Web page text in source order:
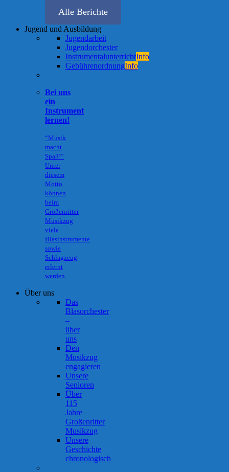
Alle Berichte
Jugend und Ausbildung
Jugendarbeit
Jugendorchester
InstrumentalunterrichtInfo
GebührenordnungInfo
Bei uns
ein
Instrument
lernen!
“Musik
macht
Spaß!”
Unter
diesem
Motto
können
beim
Großenritter
Musikzug
viele
Blasinstrumente
sowie
Schlagzeug
erlernt
werden.
Über uns
Das
Blasorchester
–
über
uns
Den
Musikzug
engagieren
Unsere
Senioren
Über
115
Jahre
Großenritter
Musikzug
Unsere
Geschichte
chronologisch